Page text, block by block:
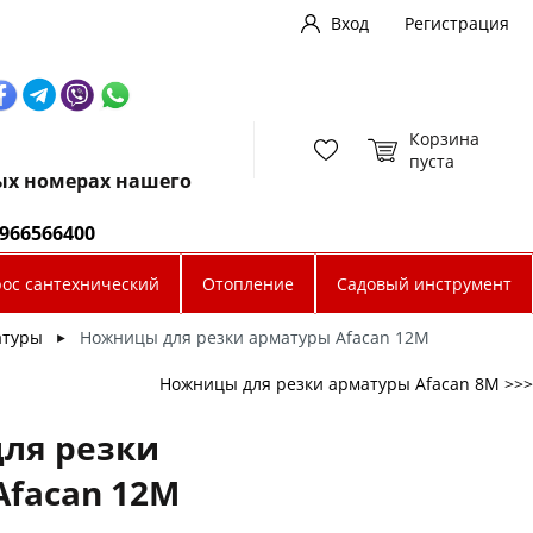
Вход
Регистрация
номерах нашего
Корзина
пуста
сантехнический Отопление Садовый инструмент
► Ножницы для резки арматуры Afacan 12M
Ножницы для резки арматуры Afacan 8M >>>
резки
12M